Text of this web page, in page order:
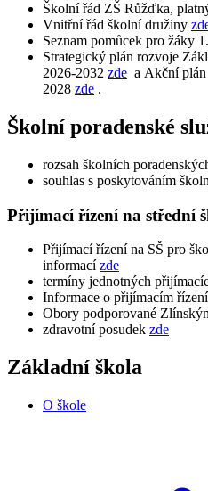
Školní řád ZŠ Růžďka,
Vnitřní řád školní družiny
Seznam pomůcek pro žáky
Strategický plán rozvoje
2026-2032 zde a Akční
2028 zde .
Školní poradenské
rozsah školních
souhlas s poskytováním
Přijímací řízení na střední
Přijímací řízení na SŠ pro
informacízde
termíny jednotných
Informace o přijímacím
Obory podporované
zdravotní posudek zde
Základní škola
O škole